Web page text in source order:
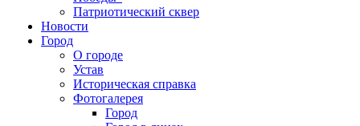
Патриотический сквер
Новости
Город
О городе
Устав
Историческая справка
Фотогалерея
Город